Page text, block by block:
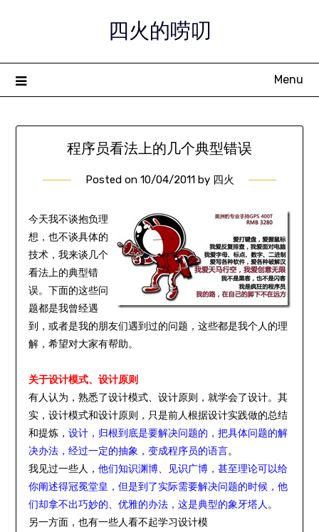
四火的唠叨
Menu
程序员看法上的几个典型错误
Posted on 10/04/2011by 四火
今天我不谈抱负理
想，也不谈具体的
技术，我来谈几个
看法上的典型错
误。下面的这些问
题都是我曾经遇
到，或者是我的朋友们遇到过的问题，这些都是我个人的理
解，希望对大家有帮助。
关于设计模式、设计原则
有人认为，熟悉了设计模式、设计原则，就学会了设计。其
实，设计模式和设计原则，只是前人根据设计实践做的总结
和提炼， 设计，归根到底是要解决问题的，把具体问题的解
决办法，经过一定的抽象，变成程序员的语言。
我见过一些人， 他们知识渊博、见识广博，甚至理论可以给
你阐述得冠冕堂皇，但是到了实际需要解决问题的时候，他
们却拿不出巧妙的、优雅的办法，这是典型的象牙塔人 。
另一方面，也有一些人看不起学习设计模